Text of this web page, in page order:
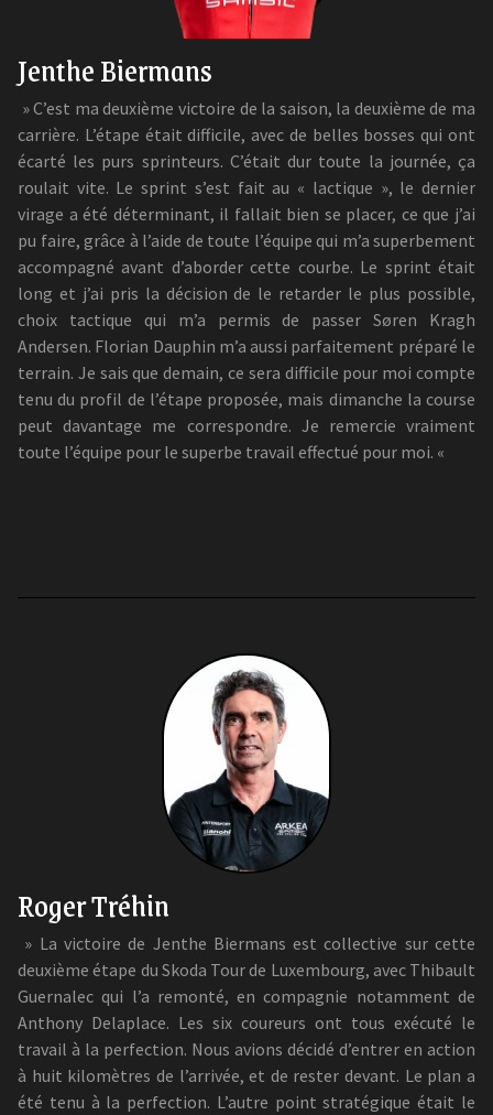
Jenthe Biermans
» C’est ma deuxième victoire de la saison, la deuxième de ma
carrière. L’étape était difficile, avec de belles bosses qui ont
écarté les purs sprinteurs. C’était dur toute la journée, ça
roulait vite. Le sprint s’est fait au « lactique », le dernier
virage a été déterminant, il fallait bien se placer, ce que j’ai
pu faire, grâce à l’aide de toute l’équipe qui m’a superbement
accompagné avant d’aborder cette courbe. Le sprint était
long et j’ai pris la décision de le retarder le plus possible,
choix tactique qui m’a permis de passer Søren Kragh
Andersen. Florian Dauphin m’a aussi parfaitement préparé le
terrain. Je sais que demain, ce sera difficile pour moi compte
tenu du profil de l’étape proposée, mais dimanche la course
peut davantage me correspondre. Je remercie vraiment
toute l’équipe pour le superbe travail effectué pour moi. «
Roger Tréhin
» La victoire de Jenthe Biermans est collective sur cette
deuxième étape du Skoda Tour de Luxembourg, avec Thibault
Guernalec qui l’a remonté, en compagnie notamment de
Anthony Delaplace. Les six coureurs ont tous exécuté le
travail à la perfection. Nous avions décidé d’entrer en action
à huit kilomètres de l’arrivée, et de rester devant. Le plan a
été tenu à la perfection. L’autre point stratégique était le